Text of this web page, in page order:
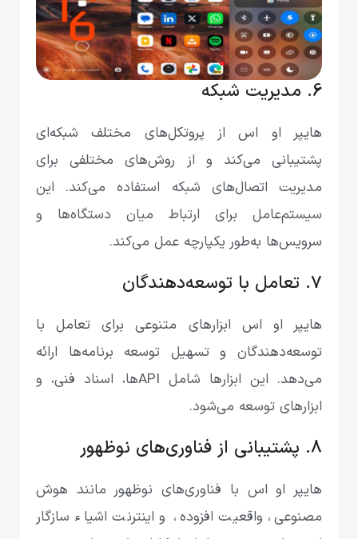
6. مدیریت شبکه
هایپر او اس از پروتکل‌های مختلف شبکه‌ای
پشتیبانی می‌کند و از روش‌های مختلفی برای
مدیریت اتصال‌های شبکه استفاده می‌کند. این
سیستم‌عامل برای ارتباط میان دستگاه‌ها و
سرویس‌ها به‌طور یکپارچه عمل می‌کند.
7. تعامل با توسعه‌دهندگان
هایپر او اس ابزارهای متنوعی برای تعامل با
توسعه‌دهندگان و تسهیل توسعه برنامه‌ها ارائه
می‌دهد. این ابزارها شامل APIها، اسناد فنی، و
ابزارهای توسعه می‌شود.
8. پشتیبانی از فناوری‌های نوظهور
هایپر او اس با فناوری‌های نوظهور مانند هوش
مصنوعی، واقعیت افزوده، و اینترنت اشیاء سازگار